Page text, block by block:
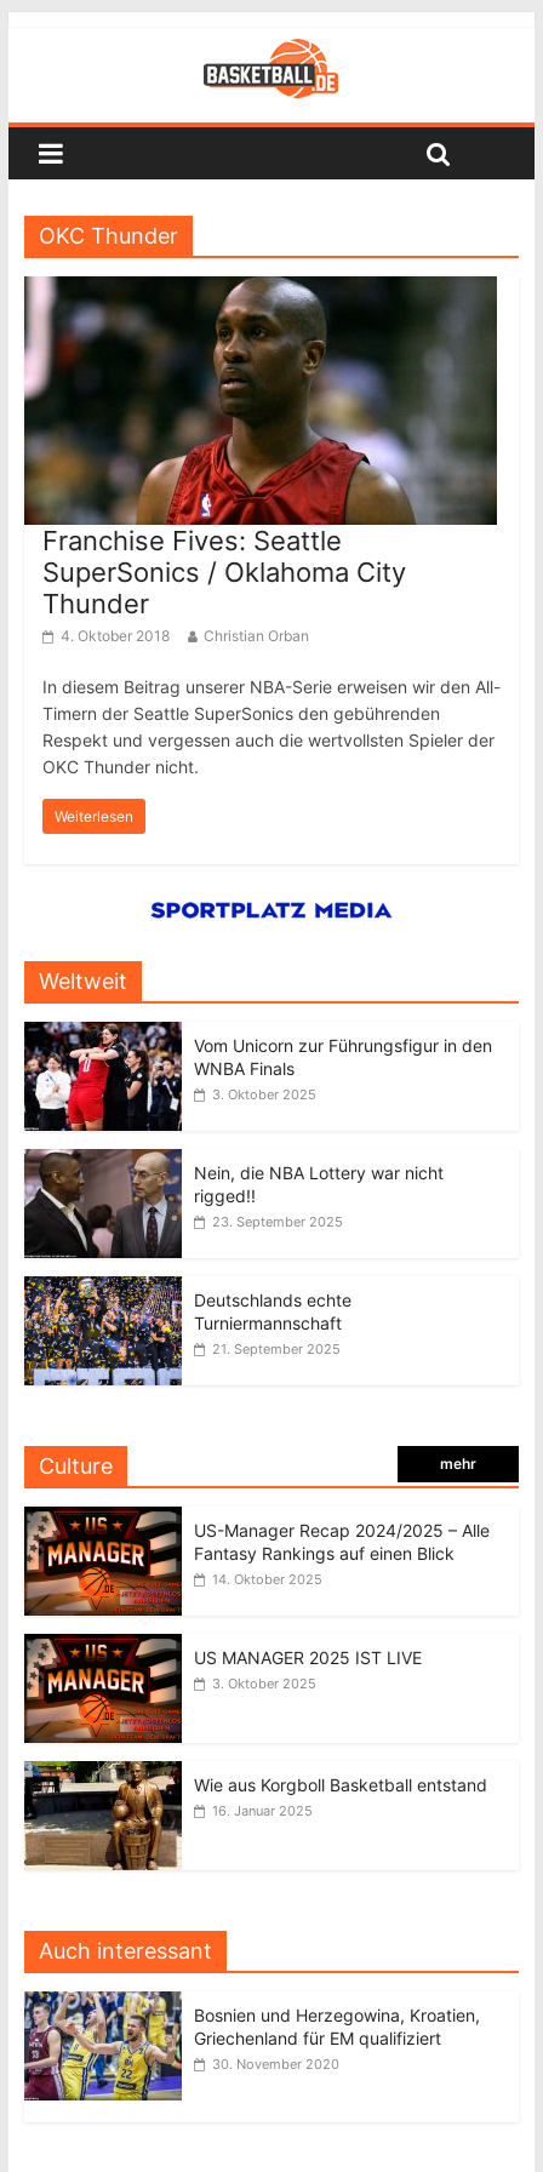
OKC Thunder
Franchise Fives: Seattle
SuperSonics / Oklahoma City
Thunder
4. Oktober 2018 Christian Orban
In diesem Beitrag unserer NBA-Serie erweisen wir den All-
Timern der Seattle SuperSonics den gebührenden
Respekt und vergessen auch die wertvollsten Spieler der
OKC Thunder nicht.
Weiterlesen
Weltweit
Vom Unicorn zur Führungsfigur in den
WNBA Finals
3. Oktober 2025
Nein, die NBA Lottery war nicht
rigged!!
23. September 2025
Deutschlands echte
Turniermannschaft
21. September 2025
Culture mehr
US-Manager Recap 2024/2025 – Alle
Fantasy Rankings auf einen Blick
14. Oktober 2025
US MANAGER 2025 IST LIVE
3. Oktober 2025
Wie aus Korgboll Basketball entstand
16. Januar 2025
Auch interessant
Bosnien und Herzegowina, Kroatien,
Griechenland für EM qualifiziert
30. November 2020